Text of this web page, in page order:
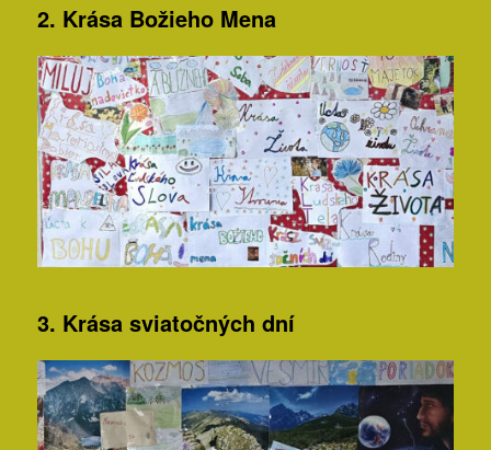
2. Krása Božieho Mena
3. Krása sviatočných dní